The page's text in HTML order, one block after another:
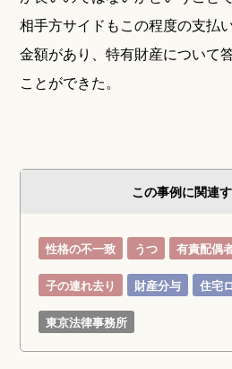
相手方サイドもこの程度の支払
金額があり、特有財産について
ことができた。
この事例に関連
性格の不一致 うつ 有責配偶
子の連れ去り 財産分与 住宅
東京法律事務所